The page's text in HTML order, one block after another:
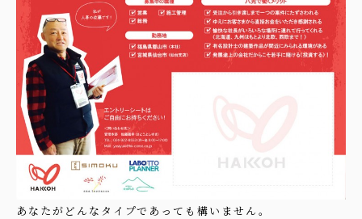
あなたがどんなタイプであっても構いません。